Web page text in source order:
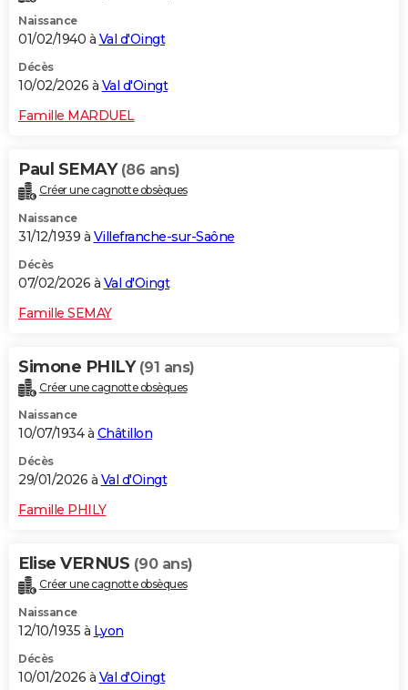
Naissance
01/02/1940 à Val d'Oingt
Décès
10/02/2026 à Val d'Oingt
Famille MARDUEL
Paul SEMAY (86 ans)
Créer une cagnotte obsèques
Naissance
31/12/1939 à Villefranche-sur-Saône
Décès
07/02/2026 à Val d'Oingt
Famille SEMAY
Simone PHILY (91 ans)
Créer une cagnotte obsèques
Naissance
10/07/1934 à Châtillon
Décès
29/01/2026 à Val d'Oingt
Famille PHILY
Elise VERNUS (90 ans)
Créer une cagnotte obsèques
Naissance
12/10/1935 à Lyon
Décès
10/01/2026 à Val d'Oingt